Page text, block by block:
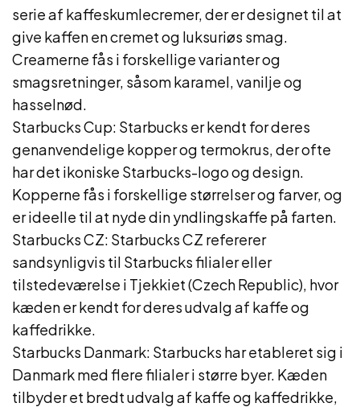
serie af kaffeskumlecremer, der er designet til at
give kaffen en cremet og luksuriøs smag.
Creamerne fås i forskellige varianter og
smagsretninger, såsom karamel, vanilje og
hasselnød.
Starbucks Cup: Starbucks er kendt for deres
genanvendelige kopper og termokrus, der ofte
har det ikoniske Starbucks-logo og design.
Kopperne fås i forskellige størrelser og farver, og
er ideelle til at nyde din yndlingskaffe på farten.
Starbucks CZ: Starbucks CZ refererer
sandsynligvis til Starbucks filialer eller
tilstedeværelse i Tjekkiet (Czech Republic), hvor
kæden er kendt for deres udvalg af kaffe og
kaffedrikke.
Starbucks Danmark: Starbucks har etableret sig i
Danmark med flere filialer i større byer. Kæden
tilbyder et bredt udvalg af kaffe og kaffedrikke,